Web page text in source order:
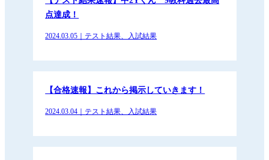
点達成！
2024.03.05｜テスト結果、入試結果
【合格速報】これから掲示していきます！
2024.03.04｜テスト結果、入試結果